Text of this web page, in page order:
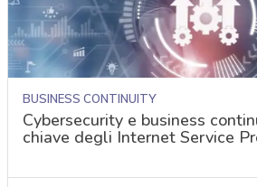
BUSINESS CONTINUITY
Cybersecurity e business
chiave degli Internet Service